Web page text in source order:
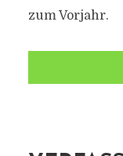
zum Vorjahr.